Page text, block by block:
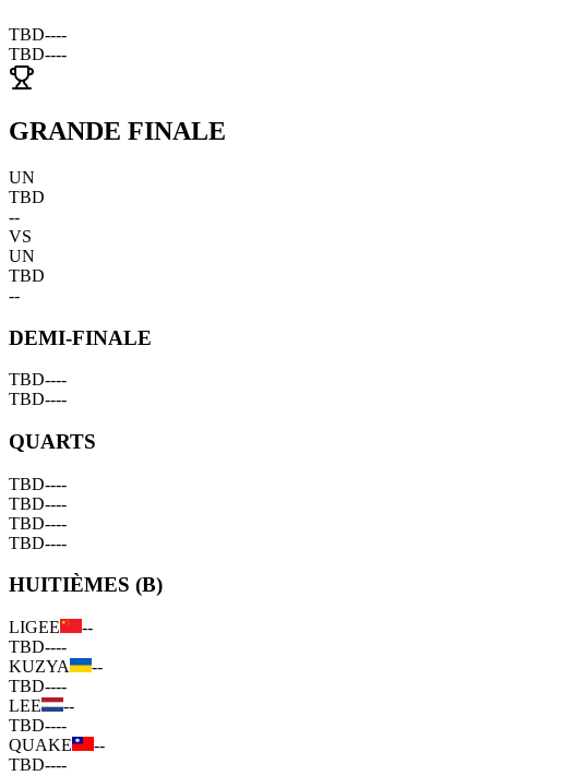
TBD----
TBD----
GRANDE FINALE
UN
TBD
--
VS
UN
TBD
--
DEMI-FINALE
TBD----
TBD----
QUARTS
TBD----
TBD----
TBD----
TBD----
HUITIÈMES (B)
LIGEE
--
TBD----
KUZYA
--
TBD----
LEE
--
TBD----
QUAKE
--
TBD----